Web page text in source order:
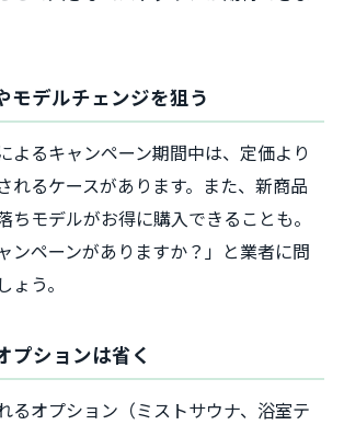
モデルチェンジを狙う
よるキャンペーン期間中は、定価より
れるケースがあります。また、新商品
ちモデルがお得に購入できることも。
ンペーンがありますか？」と業者に問
う。
プションは省く
るオプション（ミストサウナ、浴室テ